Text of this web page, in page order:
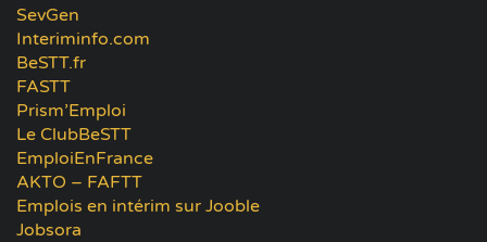
SevGen
Interiminfo.com
BeSTT.fr
FASTT
Prism’Emploi
Le ClubBeSTT
EmploiEnFrance
AKTO – FAFTT
Emplois en intérim sur Jooble
Jobsora